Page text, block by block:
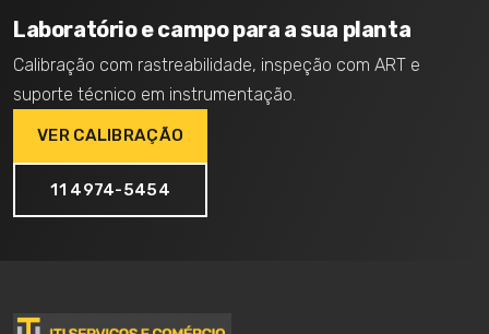
Laboratório e campo para a sua planta
Calibração com rastreabilidade, inspeção com ART e
suporte técnico em instrumentação.
VER CALIBRAÇÃO
11 4974-5454